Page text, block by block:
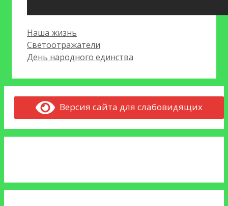
Рубрики
Наша жизнь
Светоотражатели
День народного единства
Версия сайта для слабовидящих